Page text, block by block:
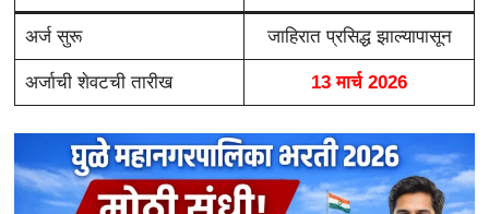
अर्ज सुरू जाहिरात प्रसिद्ध झाल्यापासून
अर्जाची शेवटची तारीख 13 मार्च 2026